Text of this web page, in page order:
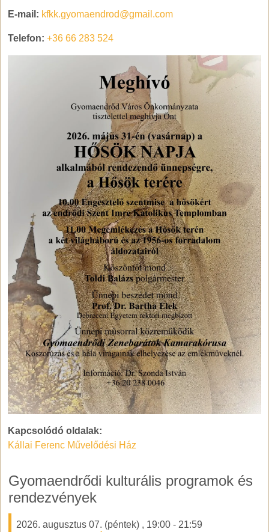
E-mail: kfkk.gyomaendrod@gmail.com
Telefon: +36 66 283 524
Kapcsolódó oldalak:
Kállai Ferenc Művelődési Ház
Gyomaendrődi kulturális programok és
rendezvények
2026. augusztus 07. (péntek) , 19:00 - 21:59